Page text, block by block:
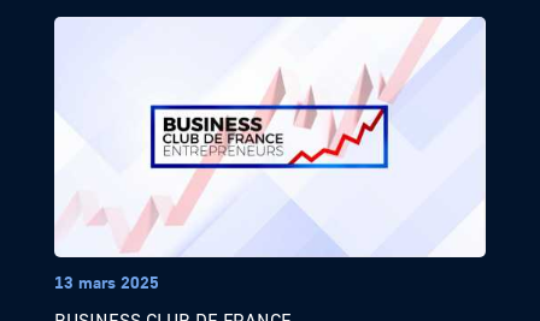
13 mars 2025